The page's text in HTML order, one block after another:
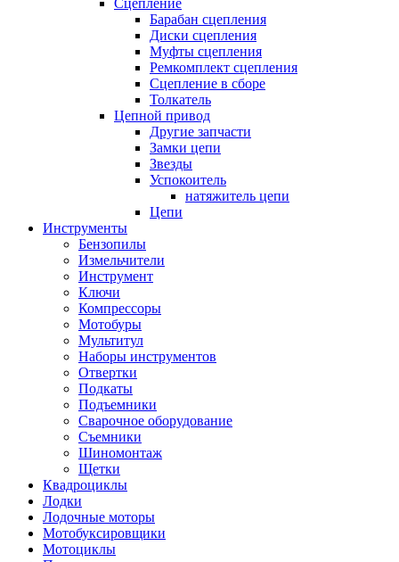
Сцепление
Барабан сцепления
Диски сцепления
Муфты сцепления
Ремкомплект сцепления
Сцепление в сборе
Толкатель
Цепной привод
Другие запчасти
Замки цепи
Звезды
Успокоитель
натяжитель цепи
Цепи
Инструменты
Бензопилы
Измельчители
Инструмент
Ключи
Компрессоры
Мотобуры
Мультитул
Наборы инструментов
Отвертки
Подкаты
Подъемники
Сварочное оборудование
Съемники
Шиномонтаж
Щетки
Квадроциклы
Лодки
Лодочные моторы
Мотобуксировщики
Мотоциклы